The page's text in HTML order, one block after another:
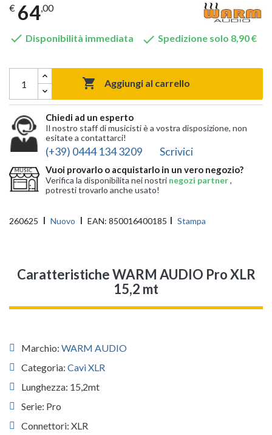
€ 64,00
 Disponibilità immediata  Spedizione solo 8,90 €
 Aggiungi al carrello
Chiedi ad un esperto
Il nostro staff di musicisti è a vostra disposizione, non
esitate a contattarci!
(+39) 0444 134 3209 Scrivici
Vuoi provarlo o acquistarlo in un vero negozio?
Verifica la disponibilita nei nostri negozi partner,
potresti trovarlo anche usato!
260625 Nuovo EAN: 850016400185 Stampa
Caratteristiche WARM AUDIO Pro XLR
15,2 mt
Marchio: WARM AUDIO
Categoria: Cavi XLR
Lunghezza: 15,2mt
Serie: Pro
Connettori: XLR